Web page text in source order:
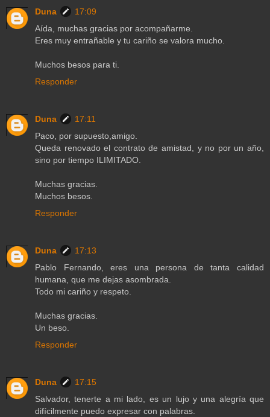
Duna
17:09
Aída, muchas gracias por acompañarme.
Eres muy entrañable y tu cariño se valora mucho.
Muchos besos para ti.
Responder
Duna
17:11
Paco, por supuesto,amigo.
Queda renovado el contrato de amistad, y no por un año,
sino por tiempo ILIMITADO.
Muchas gracias.
Muchos besos.
Responder
Duna
17:13
Pablo Fernando, eres una persona de tanta calidad
humana, que me dejas asombrada.
Todo mi cariño y respeto.
Muchas gracias.
Un beso.
Responder
Duna
17:15
Salvador, tenerte a mi lado, es un lujo y una alegría que
difícilmente puedo expresar con palabras.